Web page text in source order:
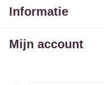
Informatie
Mijn account